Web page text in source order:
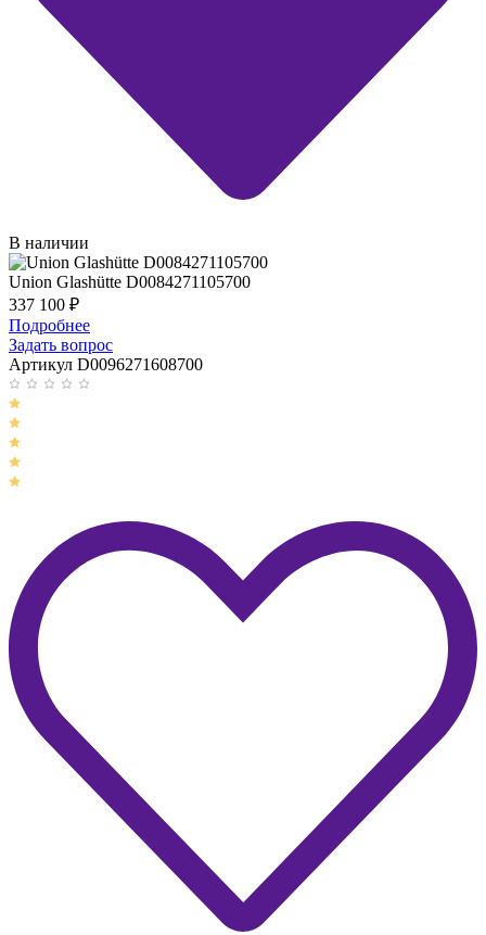
В наличии
Union Glashütte D0084271105700
337 100 ₽
Подробнее
Задать вопрос
Артикул D0096271608700